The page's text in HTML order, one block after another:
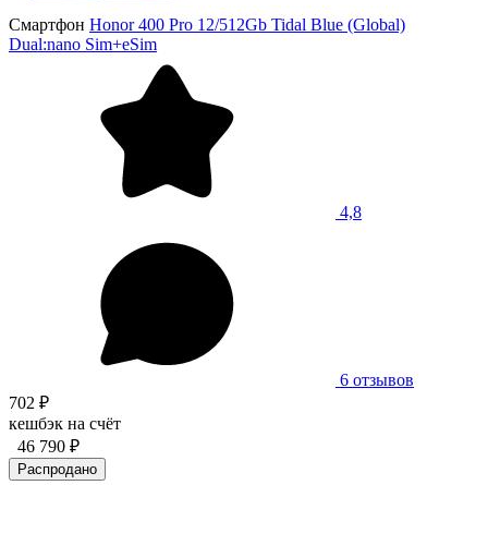
Смартфон Honor 400 Pro 12/512Gb Tidal Blue (Global)
Dual:nano Sim+eSim
4,8
6 отзывов
702 ₽
кешбэк на счёт
46 790 ₽
Распродано